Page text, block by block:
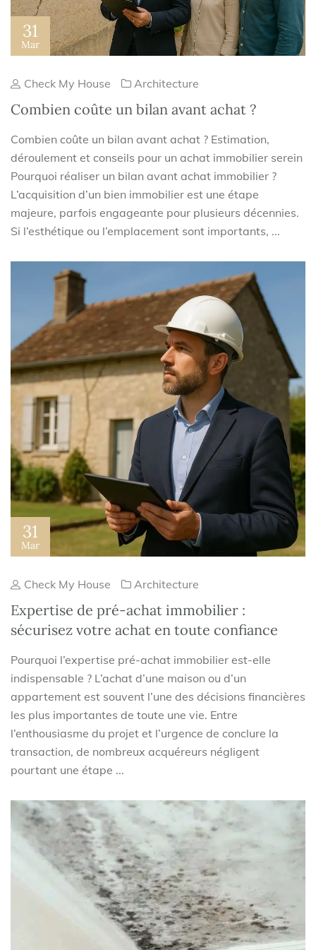
31
Mar
Check My House Architecture
Combien coûte un bilan avant achat ?
Combien coûte un bilan avant achat ? Estimation,
déroulement et conseils pour un achat immobilier serein
Pourquoi réaliser un bilan avant achat immobilier ?
L’acquisition d’un bien immobilier est une étape
majeure, parfois engageante pour plusieurs décennies.
Si l’esthétique ou l’emplacement sont importants, ...
31
Mar
Check My House Architecture
Expertise de pré-achat immobilier :
sécurisez votre achat en toute confiance
Pourquoi l’expertise pré-achat immobilier est-elle
indispensable ? L’achat d’une maison ou d’un
appartement est souvent l’une des décisions financières
les plus importantes de toute une vie. Entre
l’enthousiasme du projet et l’urgence de conclure la
transaction, de nombreux acquéreurs négligent
pourtant une étape ...